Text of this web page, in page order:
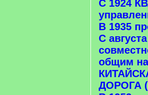
С 1924
В 1935
С
общим
ДОРОГА